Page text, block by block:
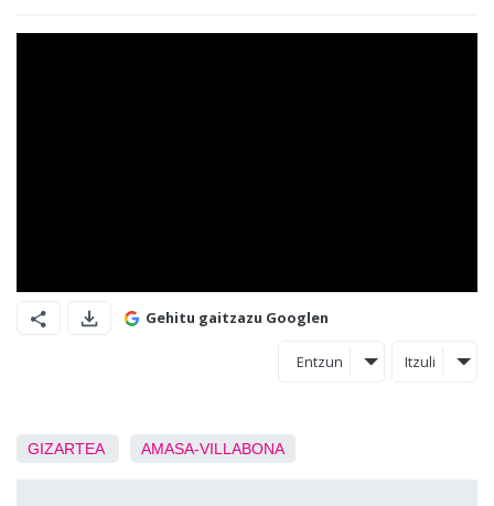
Gehitu gaitzazu Googlen
Entzun Itzuli
GIZARTEA AMASA-VILLABONA